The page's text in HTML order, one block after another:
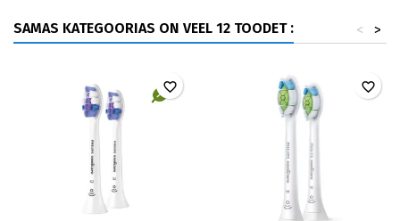
SAMAS KATEGOORIAS ON VEEL 12 TOODET : >
<
favorite_border favorite_border